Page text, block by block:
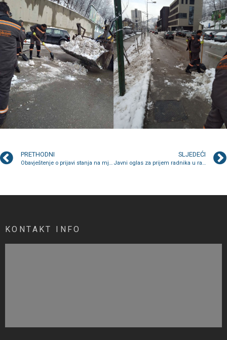
PRETHODNI
Obavještenje o prijavi stanja na mjerilu tokom mjeseca februara
SLJEDEĆI
Javni oglas za prijem radnika u radni odnos na određeno radno vrijeme
KONTAKT INFO